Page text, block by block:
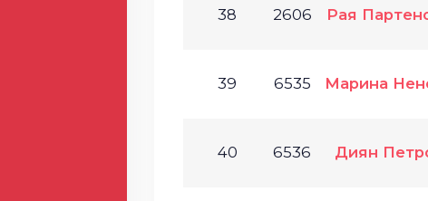
38 2606 Рая
39 6535 Марина
40 6536 Диян